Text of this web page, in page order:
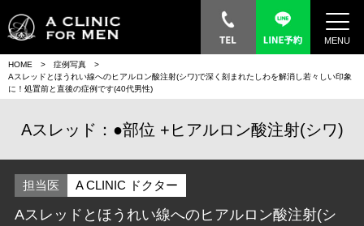
MENU
HOME
症例写真
Aスレッドとほうれい線へのヒアルロン酸注射(シワ)で深く刻まれたしわを解消し若々しい印象
に！処置前と直後の症例です(40代男性)
Aスレッド：●部位 ヒアルロン酸注射(シワ)
担当医 A CLINIC ドクター
Aスレッドとほうれい線へのヒアルロン酸注射(シ